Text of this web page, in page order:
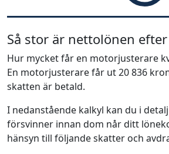
Så stor är nettolönen
Hur mycket får en motorjusterare
En motorjusterare får ut 20 836
skatten är betald.
I nedanstående kalkyl kan du i
försvinner innan dom når ditt
hänsyn till följande skatter och